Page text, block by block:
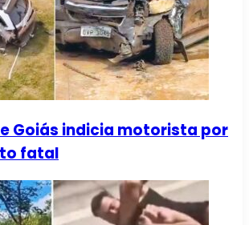
Goiás indicia motorista por
fatal